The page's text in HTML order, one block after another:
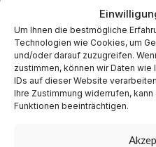
Um Ihnen die bestmögliche
Technologien wie Cookies, um
und/oder darauf zuzugreifen.
zustimmen, können wir Daten
IDs auf dieser Website
Ihre Zustimmung widerrufen,
Funktionen beeinträchtigen.
September 2024
August 2024
Juli 2024
Juni 2024
Mai 2024